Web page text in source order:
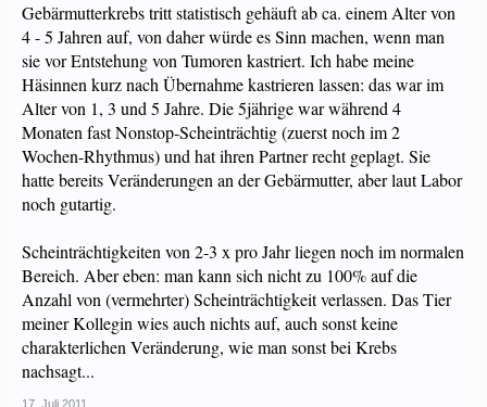
Gebärmutterkrebs tritt statistisch gehäuft ab ca. einem Alter von
4 - 5 Jahren auf, von daher würde es Sinn machen, wenn man
sie vor Entstehung von Tumoren kastriert. Ich habe meine
Häsinnen kurz nach Übernahme kastrieren lassen: das war im
Alter von 1, 3 und 5 Jahre. Die 5jährige war während 4
Monaten fast Nonstop-Scheinträchtig (zuerst noch im 2
Wochen-Rhythmus) und hat ihren Partner recht geplagt. Sie
hatte bereits Veränderungen an der Gebärmutter, aber laut Labor
noch gutartig.
Scheinträchtigkeiten von 2-3 x pro Jahr liegen noch im normalen
Bereich. Aber eben: man kann sich nicht zu 100% auf die
Anzahl von (vermehrter) Scheinträchtigkeit verlassen. Das Tier
meiner Kollegin wies auch nichts auf, auch sonst keine
charakterlichen Veränderung, wie man sonst bei Krebs
nachsagt...
17. Juli 2011